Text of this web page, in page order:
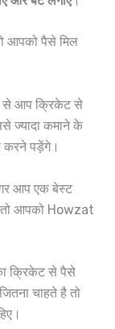
आपको पैसे मिल
से आप क्रिकेट से
ज्यादा कमाने के
करने पड़ेंगे।
आप एक बेस्ट
तो आपको Howzat
क्रिकेट से पैसे
चाहते है तो